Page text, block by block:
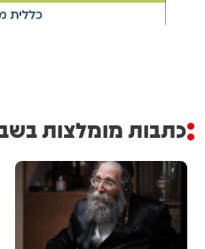
כתבות מומלצות